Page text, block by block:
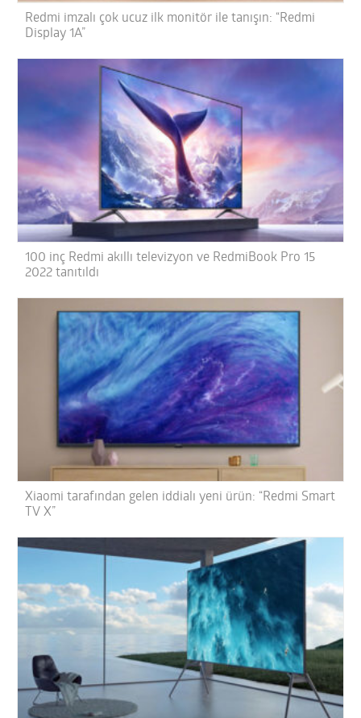
Redmi imzalı çok ucuz ilk monitör ile tanışın: “Redmi
Display 1A”
100 inç Redmi akıllı televizyon ve RedmiBook Pro 15
2022 tanıtıldı
Xiaomi tarafından gelen iddialı yeni ürün: “Redmi Smart
TV X”